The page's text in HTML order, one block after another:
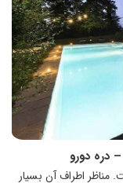
دره دورو
مناظر اطراف آن بسیار